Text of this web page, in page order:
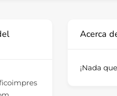
Acerca
¡Nada